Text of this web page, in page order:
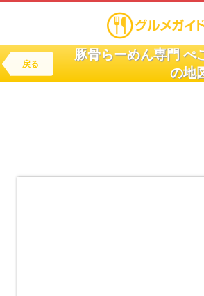
戻る
豚骨らーめん専門 ぺ
の地